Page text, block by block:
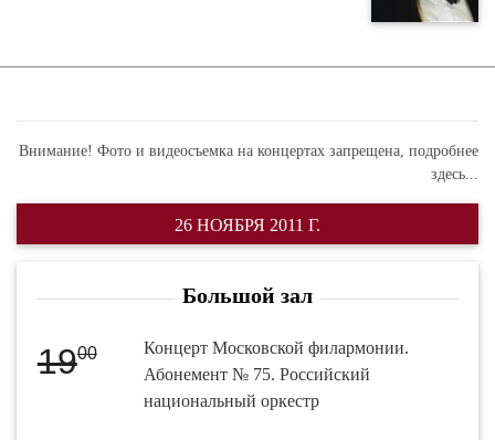
Внимание! Фото и видеосъемка на концертах запрещена, подробнее
здесь...
26 НОЯБРЯ 2011 Г.
Большой зал
1900
Концерт Московской филармонии.
Абонемент № 75. Российский
национальный оркестр